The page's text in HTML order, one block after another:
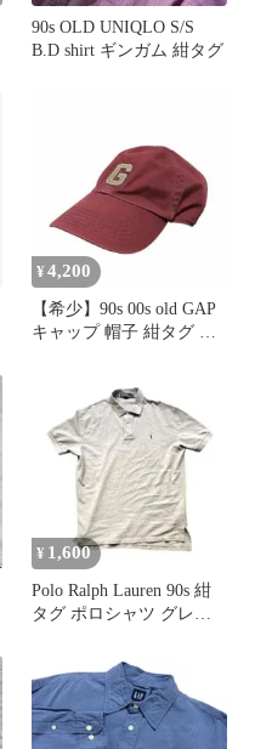
90s OLD UNIQLO S/S
B.D shirt ギンガム 紺タグ
¥ 4,200
【希少】90s 00s old GAP
キャップ 帽子 紺タグ 刺
¥ 1,600
Polo Ralph Lauren 90s 紺
タグ ポロシャツ グレー